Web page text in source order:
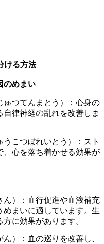
ける方法
のめまい
つてんまとう）： 心身の
律神経の乱れを改善しま
こつぼれいとう）： スト
、心を落ち着かせる効果が
ん）：血行促進や血液補充
まいに適しています。生
に効果があります。
）：血の巡りを改善し、